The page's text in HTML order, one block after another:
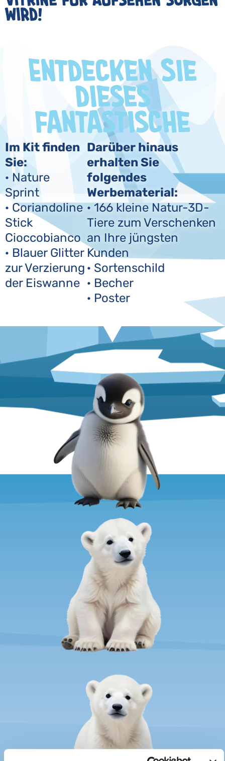
wird!
Entdecken Sie
dieses
fantastische
Im Kit finden
Sie:
· Nature
Sprint
· Coriandoline
Stick
Cioccobianco
· Blauer Glitter
zur Verzierung
der Eiswanne
Darüber hinaus
erhalten Sie
folgendes
Werbematerial:
· 166 kleine Natur-3D-
Tiere zum Verschenken
an Ihre jüngsten
Kunden
· Sortenschild
· Becher
· Poster